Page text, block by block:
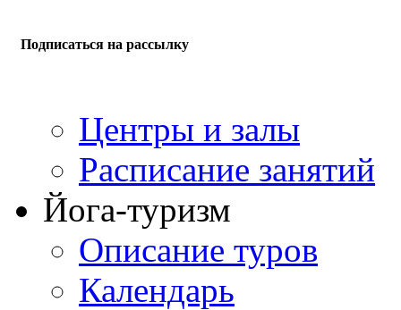
Подписаться на рассылку
Центры и залы
Расписание занятий
Йога-туризм
Описание туров
Календарь